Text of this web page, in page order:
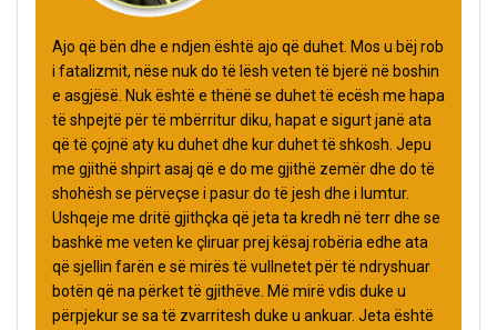
Ajo që bën dhe e ndjen është ajo që duhet. Mos u bëj rob
i fatalizmit, nëse nuk do të lësh veten të bjerë në boshin
e asgjësë. Nuk është e thënë se duhet të ecësh me hapa
të shpejtë për të mbërritur diku, hapat e sigurt janë ata
që të çojnë aty ku duhet dhe kur duhet të shkosh. Jepu
me gjithë shpirt asaj që e do me gjithë zemër dhe do të
shohësh se përveçse i pasur do të jesh dhe i lumtur.
Ushqeje me dritë gjithçka që jeta ta kredh në terr dhe se
bashkë me veten ke çliruar prej kësaj robëria edhe ata
që sjellin farën e së mirës të vullnetet për të ndryshuar
botën që na përket të gjithëve. Më mirë vdis duke u
përpjekur se sa të zvarritesh duke u ankuar. Jeta është